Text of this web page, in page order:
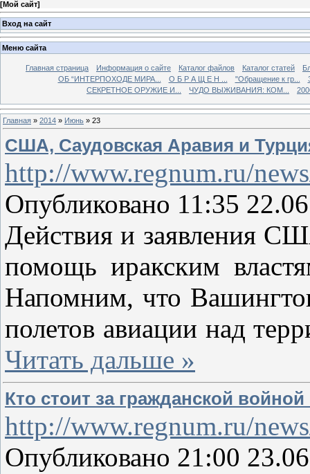
[Мой сайт]
Вход на сайт
Меню сайта
Главная страница Информация о сайте Каталог файлов Каталог статей
ОБ “ИНТЕРПОХОДЕ МИРА...
О Б Р А Щ Е Н ... "Обращение к гр...
СЕКРЕТНОЕ ОРУЖИЕ И...
ЧУДО ВЫЖИВАНИЯ: КОМ...
Главная » 2014 » Июнь » 23
США, Саудовская Аравия и
http://www.regnum.ru/
Опубликовано 11:35
Действия и заявления
помощь иракским
Напомним, что
полетов авиации над
Читать дальше »
Кто стоит за гражданской
http://www.regnum.ru/
Опубликовано 21:00